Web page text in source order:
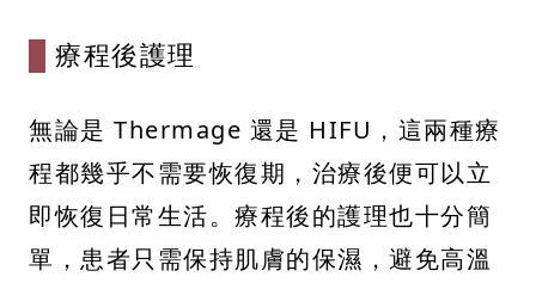
療程後護理
無論是 Thermage 還是 HIFU，這兩種療
程都幾乎不需要恢復期，治療後便可以立
即恢復日常生活。療程後的護理也十分簡
單，患者只需保持肌膚的保濕，避免高溫